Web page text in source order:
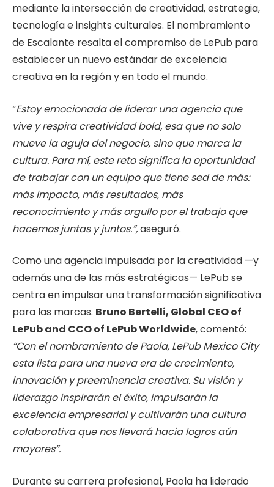
mediante la intersección de creatividad, estrategia,
tecnología e insights culturales. El nombramiento
de Escalante resalta el compromiso de LePub para
establecer un nuevo estándar de excelencia
creativa en la región y en todo el mundo.
“Estoy emocionada de liderar una agencia que
vive y respira creatividad bold, esa que no solo
mueve la aguja del negocio, sino que marca la
cultura. Para mí, este reto significa la oportunidad
de trabajar con un equipo que tiene sed de más:
más impacto, más resultados, más
reconocimiento y más orgullo por el trabajo que
hacemos juntas y juntos.”,aseguró.
Como una agencia impulsada por la creatividad —y
además una de las más estratégicas— LePub se
centra en impulsar una transformación significativa
para las marcas. Bruno Bertelli, Global CEO of
LePub and CCO of LePub Worldwide, comentó:
“Con el nombramiento de Paola, LePub Mexico City
esta lista para una nueva era de crecimiento,
innovación y preeminencia creativa. Su visión y
liderazgo inspirarán el éxito, impulsarán la
excelencia empresarial y cultivarán una cultura
colaborativa que nos llevará hacia logros aún
mayores”.
Durante su carrera profesional, Paola ha liderado